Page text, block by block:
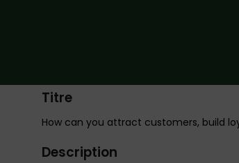
Titre
How can you attract customers, build
Description